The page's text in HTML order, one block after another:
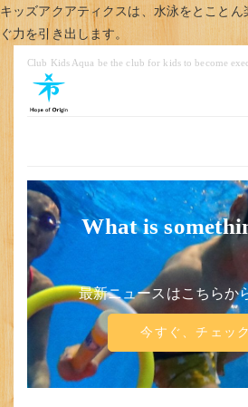
キッズアクアティクスは、水泳をとこと
ぐ力を引き出します。
Club Kids Aqua be the club for kids to become
What is
最新ニュースはこちらか
今すぐ、チェック